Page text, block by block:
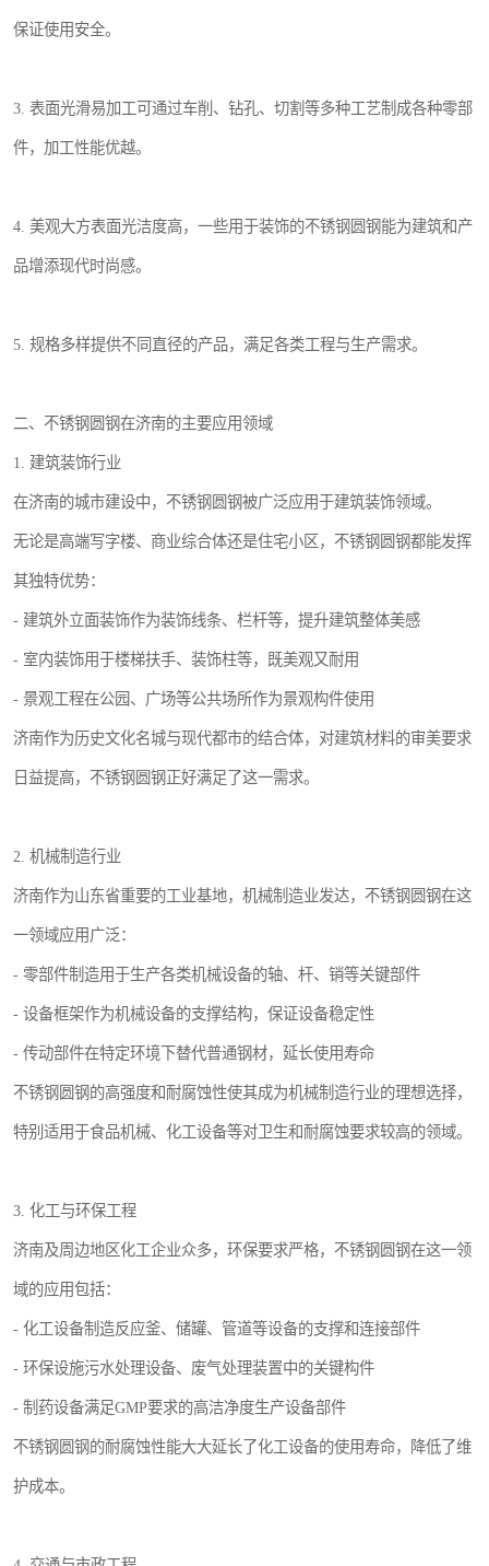
保证使用安全。
3. 表面光滑易加工可通过车削、钻孔、切割等多种工艺制成各种零部
件，加工性能优越。
4. 美观大方表面光洁度高，一些用于装饰的不锈钢圆钢能为建筑和产
品增添现代时尚感。
5. 规格多样提供不同直径的产品，满足各类工程与生产需求。
二、不锈钢圆钢在济南的主要应用领域
1. 建筑装饰行业
在济南的城市建设中，不锈钢圆钢被广泛应用于建筑装饰领域。
无论是高端写字楼、商业综合体还是住宅小区，不锈钢圆钢都能发挥
其独特优势：
- 建筑外立面装饰作为装饰线条、栏杆等，提升建筑整体美感
- 室内装饰用于楼梯扶手、装饰柱等，既美观又耐用
- 景观工程在公园、广场等公共场所作为景观构件使用
济南作为历史文化名城与现代都市的结合体，对建筑材料的审美要求
日益提高，不锈钢圆钢正好满足了这一需求。
2. 机械制造行业
济南作为山东省重要的工业基地，机械制造业发达，不锈钢圆钢在这
一领域应用广泛：
- 零部件制造用于生产各类机械设备的轴、杆、销等关键部件
- 设备框架作为机械设备的支撑结构，保证设备稳定性
- 传动部件在特定环境下替代普通钢材，延长使用寿命
不锈钢圆钢的高强度和耐腐蚀性使其成为机械制造行业的理想选择，
特别适用于食品机械、化工设备等对卫生和耐腐蚀要求较高的领域。
3. 化工与环保工程
济南及周边地区化工企业众多，环保要求严格，不锈钢圆钢在这一领
域的应用包括：
- 化工设备制造反应釜、储罐、管道等设备的支撑和连接部件
- 环保设施污水处理设备、废气处理装置中的关键构件
- 制药设备满足GMP要求的高洁净度生产设备部件
不锈钢圆钢的耐腐蚀性能大大延长了化工设备的使用寿命，降低了维
护成本。